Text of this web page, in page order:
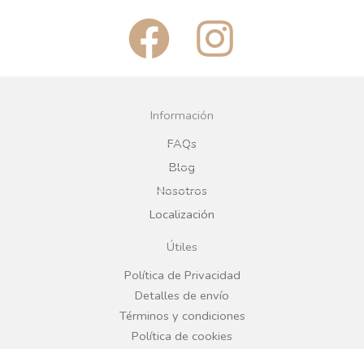
F
a
c
e
b
o
o
k
I
n
g
r
a
Información
FAQs
Blog
Nosotros
Localización
Útiles
Política de Privacidad
Detalles de envío
Términos y condiciones
Política de cookies